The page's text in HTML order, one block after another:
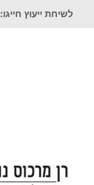
לשיחת ייעוץ חייגו: